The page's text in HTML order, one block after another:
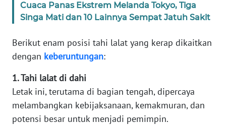
Cuaca Panas Ekstrem Melanda Tokyo, Tiga
Singa Mati dan 10 Lainnya Sempat Jatuh Sakit
Berikut enam posisi tahi lalat yang kerap dikaitkan
dengan keberuntungan:
1. Tahi lalat di dahi
Letak ini, terutama di bagian tengah, dipercaya
melambangkan kebijaksanaan, kemakmuran, dan
potensi besar untuk menjadi pemimpin.
PEDOMAN
SIBER
REDAKSI
KARIR
DISCLAIMER